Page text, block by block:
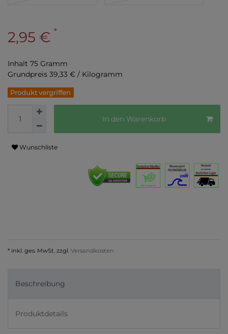
2,95 € *
Inhalt 75 Gramm
Grundpreis 39,33 € / Kilogramm
Produkt vergriffen
In den Warenkorb
Wunschliste
* inkl. ges. MwSt. zzgl. Versandkosten
Beschreibung
Produktdetails